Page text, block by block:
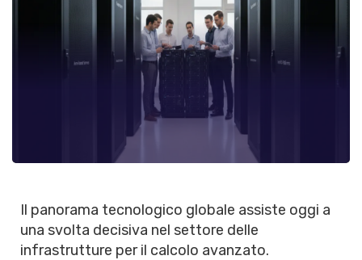
Il panorama tecnologico globale assiste oggi a
una svolta decisiva nel settore delle
infrastrutture per il calcolo avanzato.